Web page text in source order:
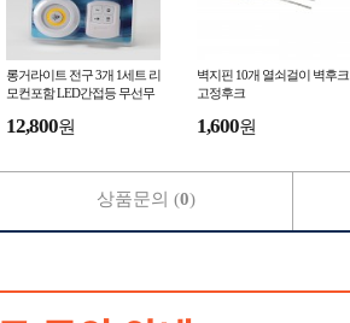
롱거라이트 전구 3개 1세트 리
모컨포함 LED간접등 무선무
12,800원
벽지핀 10개 열쇠걸이 벽후크
고정후크
1,600원
상품문의 (0)